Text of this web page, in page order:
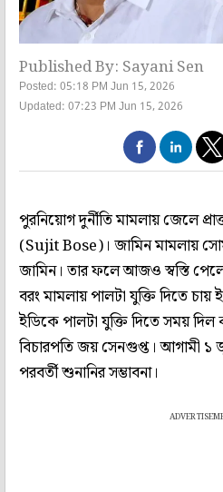
Published By: Sayani Sen
Posted: 05:18 PM Jun 15, 2026
Updated: 07:23 PM Jun 15, 2026
পুরনিয়োগ দুর্নীতি মামলায় জেলে
(Sujit Bose)। জামিন মামলায়
জামিন। তার ফলে আজও স্বস্তি
বরং মামলায় পালটা যুক্তি দিতে
ইডিকে পালটা যুক্তি দিতে সময়
বিচারপতি জয় সেনগুপ্ত। আগামী ১
পরবর্তী শুনানির সম্ভাবনা।